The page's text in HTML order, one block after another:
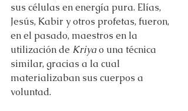
sus células en energía pura. Elías,
Jesús, Kabir y otros profetas, fueron,
en el pasado, maestros en la
utilización de Kriya o una técnica
similar, gracias a la cual
materializaban sus cuerpos a
voluntad.